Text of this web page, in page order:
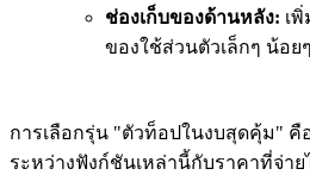
ช่องเก็บของด้านหลัง: เ
ของใช้ส่วนตัวเล็กๆ น้อย
การเลือกรุ่น "ตัวท็อปในงบสุดคุ้ม"
ระหว่างฟังก์ชันเหล่านี้กับราคาที่จ่า